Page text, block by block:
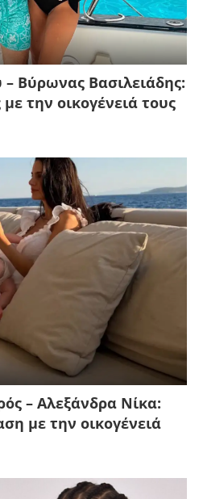
Βύρωνας Βασιλειάδης:
την οικογένειά τους
– Αλεξάνδρα Νίκα:
με την οικογένειά